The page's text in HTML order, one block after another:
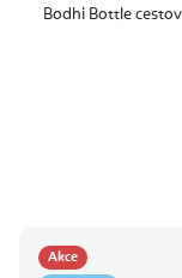
Bodhi Bottle
Akce